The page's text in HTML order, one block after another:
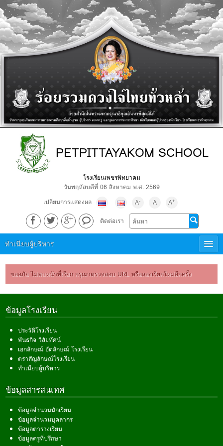
PETPITTAYAKOM SCHOOL
โรงเรียนเพชรพิทยาคม
วันพฤหัสบดีที่ 06 สิงหาคม พ.ศ. 2569
เปลี่ยนการแสดงผล
A- A A+
ติดต่อเรา
ทำเนียบผู้บริหาร
ขออภัย ไม่พบหน้าที่เรียก กรุณาตรวจสอบ URL หรือลองเรียกใหม่อีกครั้ง
ข้อมูลโรงเรียน
ประวัติโรงเรียน
พันธกิจ วิสัยทัศน์
เอกลักษณ์ อัตลักษณ์ โรงเรียน
ตราสัญลักษณ์โรงเรียน
ทำเนียบผู้บริหาร
ข้อมูลสารสนเทศ
ข้อมูลจำนวนนักเรียน
ข้อมูลจำนวนบุคลากร
ข้อมูลตารางเรียน
ข้อมูลครูที่ปรึกษา